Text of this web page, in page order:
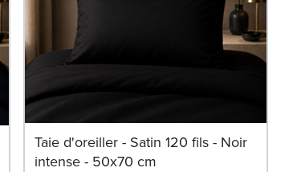
Taie d'oreiller - Satin 120 fils - Noir
intense - 50x70 cm